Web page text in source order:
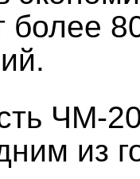
более
ЧМ-
из